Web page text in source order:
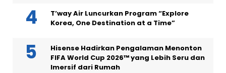
T’way Air Luncurkan Program “Explore
Korea, One Destination at a Time”
Hisense Hadirkan Pengalaman Menonton
FIFA World Cup 2026™ yang Lebih Seru dan
Imersif dari Rumah